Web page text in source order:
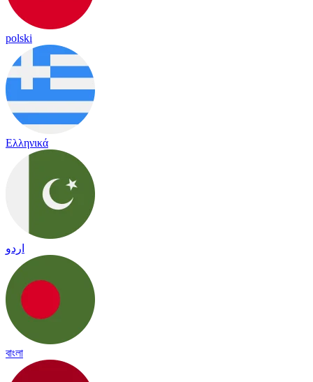
polski
Ελληνικά
اردو
বাংলা